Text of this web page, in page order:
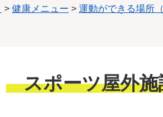
> 健康メニュー > 運動ができる場所
文
スポーツ屋外施